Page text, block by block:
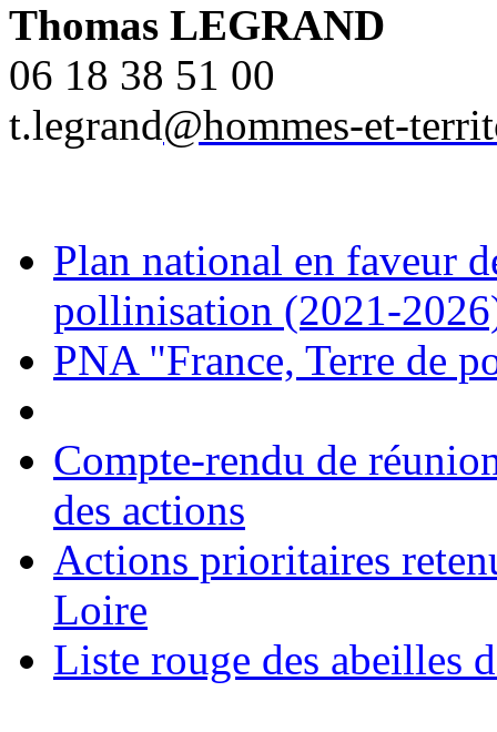
Thomas LEGRAND
06 18 38 51 00
t.legrand@hommes-et-
Plan national en faveur
pollinisation (2021-
PNA "France, Terre de
Compte-rendu de
des actions
Actions prioritaires
Loire
Liste rouge des abeilles